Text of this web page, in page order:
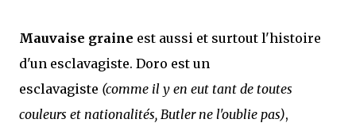
Mauvaise graine est aussi et surtout l'histoire
d'un esclavagiste. Doro est un
esclavagiste (comme il y en eut tant de toutes
couleurs et nationalités, Butler ne l'oublie pas),